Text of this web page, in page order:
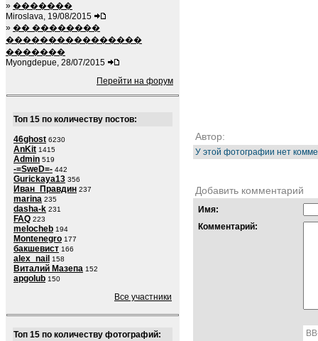
» �������
Miroslava, 19/08/2015
» �� ��������
����������������
�������
Myongdepue, 28/07/2015
Перейти на форум
Топ 15 по количеству постов:
46ghost 6230
AnKit 1415
Admin 519
-=SweD=- 442
Gurickaya13 356
Иван_Правдин 237
marina 235
dasha-k 231
FAQ 223
melocheb 194
Montenegro 177
бакшевист 166
alex_nail 158
Виталий Мазепа 152
apgolub 150
Все участники
Топ 15 по количеству фотографий:
Автор:
У этой фотографии нет
Добавить комментарий
Имя:
Комментарий: